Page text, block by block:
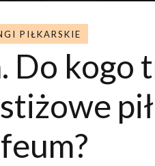
PIŁKARSKIE
Do kogo